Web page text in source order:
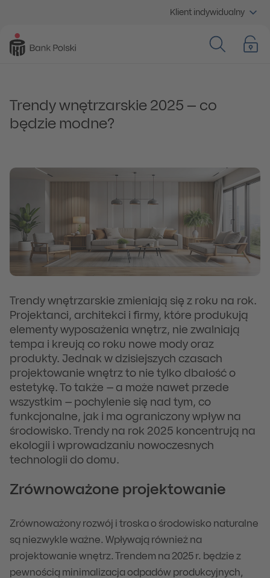
Klient indywidualny
Trendy wnętrzarskie 2025 – co
będzie modne?
Trendy wnętrzarskie zmieniają się z roku na rok.
Projektanci, architekci i firmy, które produkują
elementy wyposażenia wnętrz, nie zwalniają
tempa i kreują co roku nowe mody oraz
produkty. Jednak w dzisiejszych czasach
projektowanie wnętrz to nie tylko dbałość o
estetykę. To także – a może nawet przede
wszystkim – pochylenie się nad tym, co
funkcjonalne, jak i ma ograniczony wpływ na
środowisko. Trendy na rok 2025 koncentrują na
ekologii i wprowadzaniu nowoczesnych
technologii do domu.
Zrównoważone projektowanie
Zrównoważony rozwój i troska o środowisko naturalne
są niezwykle ważne. Wpływają również na
projektowanie wnętrz. Trendem na 2025 r. będzie z
pewnością minimalizacja odpadów produkcyjnych,